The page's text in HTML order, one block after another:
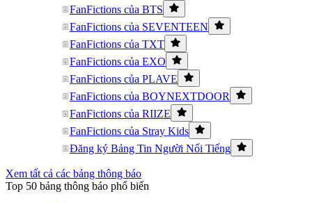
FanFictions của BTS
FanFictions của SEVENTEEN
FanFictions của TXT
FanFictions của EXO
FanFictions của PLAVE
FanFictions của BOYNEXTDOOR
FanFictions của RIIZE
FanFictions của Stray Kids
Đăng ký Bảng Tin Người Nổi Tiếng
Xem tất cả các bảng thông báo
Top 50 bảng thông báo phổ biến